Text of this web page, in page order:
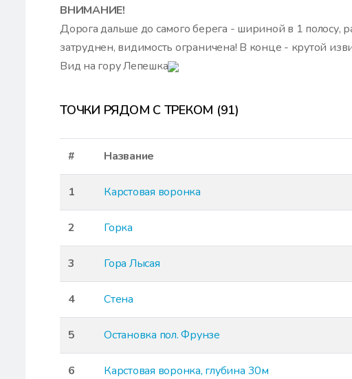
ВНИМАНИЕ!
Дорога дальше до самого берега - шириной в 1 полосу,
затруднен, видимость ограничена! В конце - крутой
Вид на гору Лепешка
ТОЧКИ РЯДОМ С ТРЕКОМ (91)
# Название
1 Карстовая воронка
2 Горка
3 Гора Лысая
4 Стена
5 Остановка пол. Фрунзе
6 Карстовая воронка, глубина 30м